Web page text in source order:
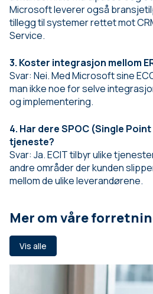
Microsoft leverer også
tillegg til systemer rettet mot
Service.
3. Koster integrasjon mellom
Svar: Nei. Med Microsoft sine
man ikke noe for selve
og implementering.
4. Har dere SPOC (Single
tjeneste?
Svar: Ja. ECIT tilbyr ulike
andre områder der kunden
mellom de ulike leverandørene.
Mer om våre
Vis alle